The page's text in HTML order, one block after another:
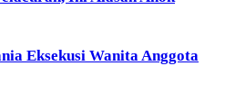
Eksekusi Wanita Anggota